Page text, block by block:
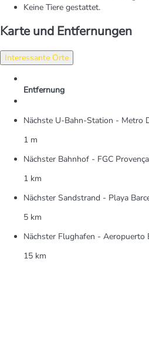
Keine Tiere gestattet.
Karte und Entfernungen
Interessante Orte
Entfernung
Nächste U-Bahn-Station - Metro
1 m
Nächster Bahnhof - FGC Provença
1 km
Nächster Sandstrand - Playa
5 km
Nächster Flughafen - Aeropuerto
15 km